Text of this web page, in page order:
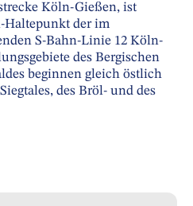
Köln-Gießen, ist
Haltepunkt der im
S-Bahn-Linie 12 Köln-
des Bergischen
beginnen gleich östlich
des Bröl- und des